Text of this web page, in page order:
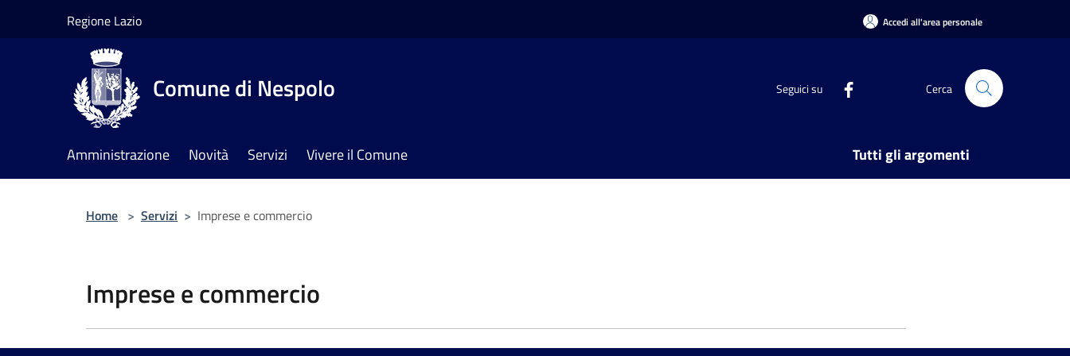
Regione Lazio Accedi all'area personale
Comune di Nespolo Seguici su Cerca
Amministrazione Novità Servizi Vivere il Comune Tutti gli argomenti
Home > Servizi > Imprese e commercio
Imprese e commercio